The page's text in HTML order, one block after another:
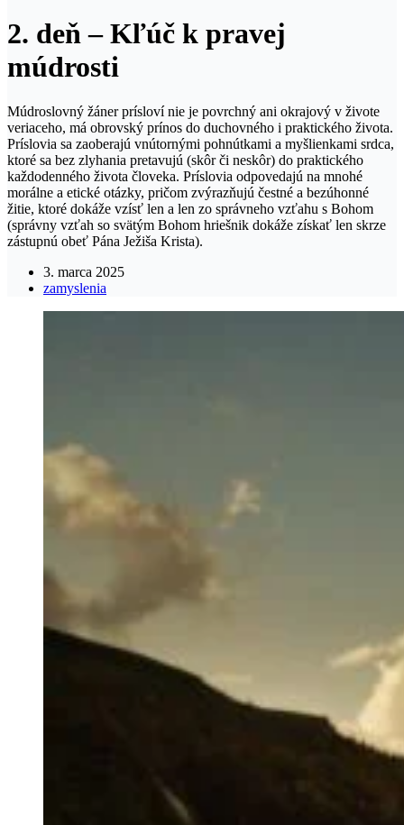
2. deň – Kľúč k pravej
múdrosti
Múdroslovný žáner prísloví nie je povrchný ani okrajový v živote
veriaceho, má obrovský prínos do duchovného i praktického života.
Príslovia sa zaoberajú vnútornými pohnútkami a myšlienkami srdca,
ktoré sa bez zlyhania pretavujú (skôr či neskôr) do praktického
každodenného života človeka. Príslovia odpovedajú na mnohé
morálne a etické otázky, pričom zvýrazňujú čestné a bezúhonné
žitie, ktoré dokáže vzísť len a len zo správneho vzťahu s Bohom
(správny vzťah so svätým Bohom hriešnik dokáže získať len skrze
zástupnú obeť Pána Ježiša Krista).
3. marca 2025
zamyslenia